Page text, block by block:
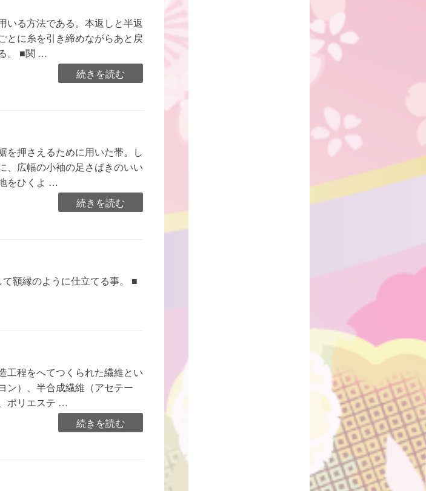
し
え
いる方法である。本返しと半返
とに糸を引き締めながらあと戻
。 ■関 …
“返
え
し
い）”の
続きを読む
を押さえるために用いた帯。し
、広幅の小袖の足さばきのいい
をひくよ …
“抱
え
続きを読む
額縁のように仕立てる事。 ■
工程をへてつくられた繊維とい
ン）、半合成繊維（アセテー
ポリエステ …
“化
続きを読む